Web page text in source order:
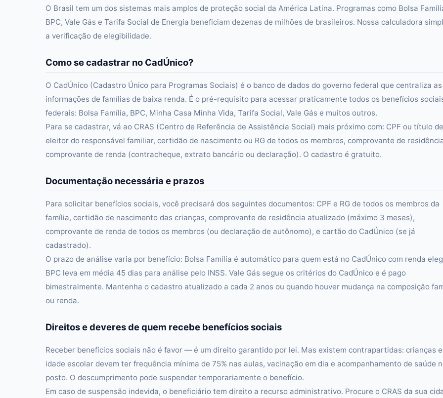
O Brasil tem um dos sistemas mais amplos de proteção social da América Latina. Programas como Bolsa
BPC, Vale Gás e Tarifa Social de Energia beneficiam dezenas de milhões de brasileiros. Nossa calculadora
a verificação de elegibilidade.
Como se cadastrar no CadÚnico?
O CadÚnico (Cadastro Único para Programas Sociais) é o banco de dados do governo federal que centraliza as
informações de famílias de baixa renda. É o pré-requisito para acessar praticamente todos os benefícios
federais: Bolsa Família, BPC, Minha Casa Minha Vida, Tarifa Social, Vale Gás e muitos outros.
Para se cadastrar, vá ao CRAS (Centro de Referência de Assistência Social) mais próximo com: CPF ou título de
eleitor do responsável familiar, certidão de nascimento ou RG de todos os membros, comprovante de
comprovante de renda (contracheque, extrato bancário ou declaração). O cadastro é gratuito.
Documentação necessária e prazos
Para solicitar benefícios sociais, você precisará dos seguintes documentos: CPF e RG de todos os membros da
família, certidão de nascimento das crianças, comprovante de residência atualizado (máximo 3 meses),
comprovante de renda de todos os membros (ou declaração de autônomo), e cartão do CadÚnico (se já
cadastrado).
O prazo de análise varia por benefício: Bolsa Família é automático para quem está no CadÚnico com renda
BPC leva em média 45 dias para análise pelo INSS. Vale Gás segue os critérios do CadÚnico e é pago
bimestralmente. Mantenha o cadastro atualizado a cada 2 anos ou quando houver mudança na composição
ou renda.
Direitos e deveres de quem recebe benefícios sociais
Receber benefícios sociais não é favor — é um direito garantido por lei. Mas existem contrapartidas: crianças
idade escolar devem ter frequência mínima de 75% nas aulas, vacinação em dia e acompanhamento de saúde
posto. O descumprimento pode suspender temporariamente o benefício.
Em caso de suspensão indevida, o beneficiário tem direito a recurso administrativo. Procure o CRAS da sua